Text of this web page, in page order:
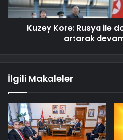
Kuzey Kore: Rusya ile
artarak
İlgili Makaleler